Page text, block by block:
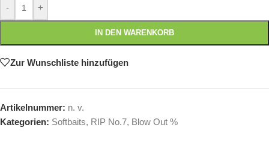
- +
IN DEN WARENKORB
Zur Wunschliste hinzufügen
Artikelnummer: n. v.
Kategorien: Softbaits, RIP No.7, Blow Out %